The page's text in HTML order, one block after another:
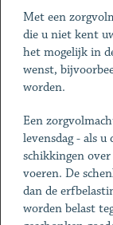
Met een
die u niet kent
het mogelijk in
wenst,
worden.
Een
levensdag - als
schikkingen
voeren. De
dan de
worden belast